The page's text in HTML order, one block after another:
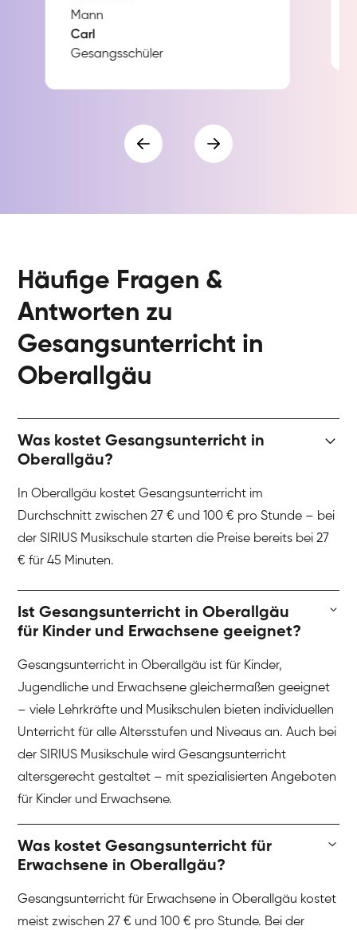
Carl
Gesangsschüler
Häufige Fragen &
Antworten zu
Gesangsunterricht in
Oberallgäu
Was kostet Gesangsunterricht in
Oberallgäu?
In Oberallgäu kostet Gesangsunterricht im
Durchschnitt zwischen 27 € und 100 € pro Stunde – bei
der SIRIUS Musikschule starten die Preise bereits bei 27
€ für 45 Minuten.
Ist Gesangsunterricht in Oberallgäu
für Kinder und Erwachsene geeignet?
Gesangsunterricht in Oberallgäu ist für Kinder,
Jugendliche und Erwachsene gleichermaßen geeignet
– viele Lehrkräfte und Musikschulen bieten individuellen
Unterricht für alle Altersstufen und Niveaus an. Auch bei
der SIRIUS Musikschule wird Gesangsunterricht
altersgerecht gestaltet – mit spezialisierten Angeboten
für Kinder und Erwachsene.
Was kostet Gesangsunterricht für
Erwachsene in Oberallgäu?
Gesangsunterricht für Erwachsene in Oberallgäu kostet
meist zwischen 27 € und 100 € pro Stunde. Bei der